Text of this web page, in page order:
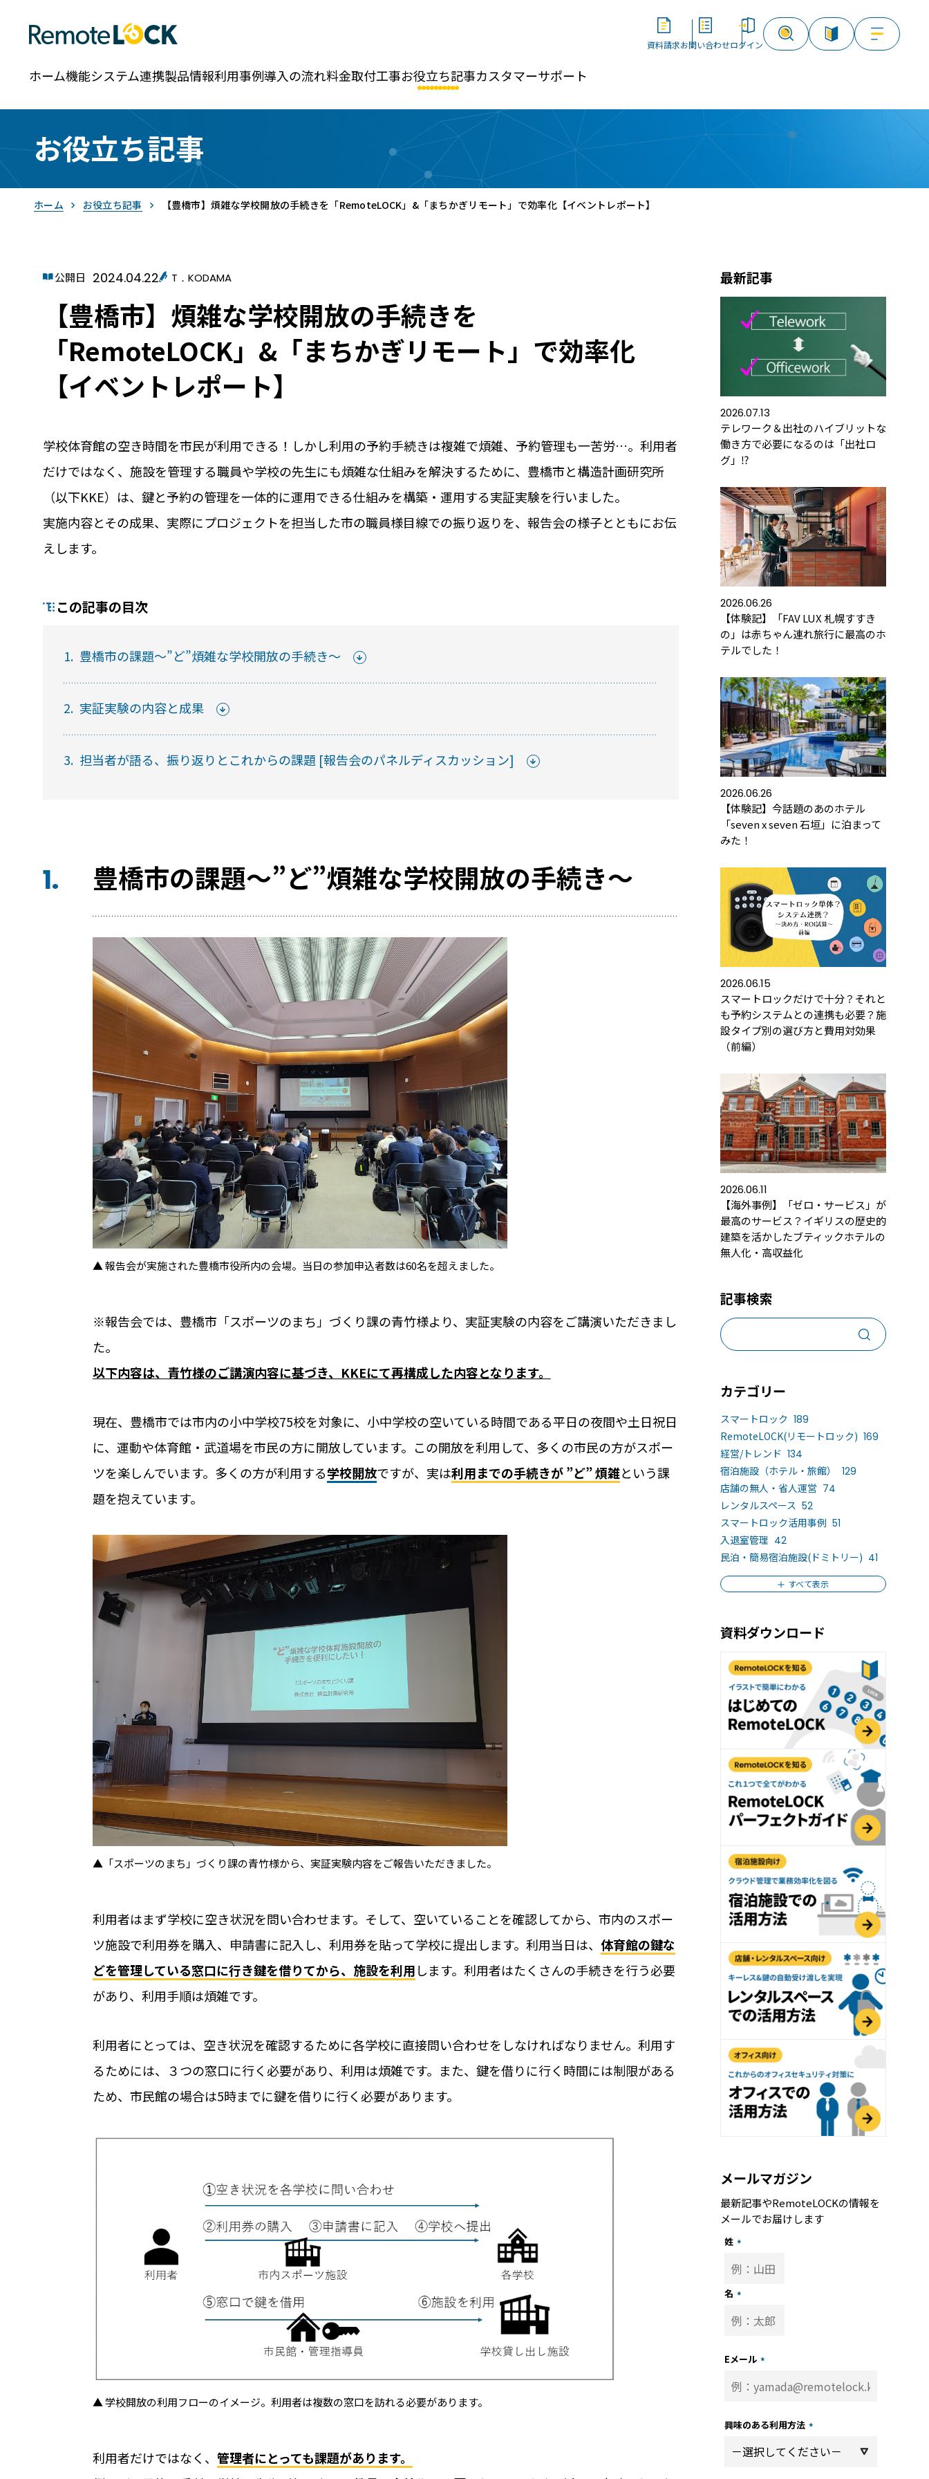
お役立ち記事
【豊橋市】煩雑な学校開放の手続きを「RemoteLOCK」&「まちかぎリモート」で効率化【イベントレポート】
お役立ち記事
ホーム
公開日 2024.04.22 T．KODAMA
【豊橋市】煩雑な学校開放の手続きを
「RemoteLOCK」&「まちかぎリモート」で効率化
【イベントレポート】
学校体育館の空き時間を市民が利用できる！しかし利用の予約手続きは複雑で煩雑、予約管理も一苦労…。利用者
だけではなく、施設を管理する職員や学校の先生にも煩雑な仕組みを解決するために、豊橋市と構造計画研究所
（以下KKE）は、鍵と予約の管理を一体的に運用できる仕組みを構築・運用する実証実験を行いました。
実施内容とその成果、実際にプロジェクトを担当した市の職員様目線での振り返りを、報告会の様子とともにお伝
えします。
この記事の目次
1. 豊橋市の課題～”ど”煩雑な学校開放の手続き～
2. 実証実験の内容と成果
3. 担当者が語る、振り返りとこれからの課題 [報告会のパネルディスカッション]
1. 豊橋市の課題～”ど”煩雑な学校開放の手続き～
▲ 報告会が実施された豊橋市役所内の会場。当日の参加申込者数は60名を超えました。
※報告会では、豊橋市「スポーツのまち」づくり課の青竹様より、実証実験の内容をご講演いただきまし
た。
以下内容は、青竹様のご講演内容に基づき、KKEにて再構成した内容となります。
現在、豊橋市では市内の小中学校75校を対象に、小中学校の空いている時間である平日の夜間や土日祝日
に、運動や体育館・武道場を市民の方に開放しています。この開放を利用して、多くの市民の方がスポー
ツを楽しんでいます。多くの方が利用する学校開放ですが、実は利用までの手続きが ”ど” 煩雑という課
題を抱えています。
▲「スポーツのまち」づくり課の青竹様から、実証実験内容をご報告いただきました。
利用者はまず学校に空き状況を問い合わせます。そして、空いていることを確認してから、市内のスポー
ツ施設で利用券を購入、申請書に記入し、利用券を貼って学校に提出します。利用当日は、 体育館の鍵な
どを管理している窓口に行き鍵を借りてから、施設を利用します。利用者はたくさんの手続きを行う必要
があり、利用手順は煩雑です。
利用者にとっては、空き状況を確認するために各学校に直接問い合わせをしなければなりません。利用す
るためには、３つの窓口に行く必要があり、利用は煩雑です。また、鍵を借りに行く時間には制限がある
ため、市民館の場合は5時までに鍵を借りに行く必要があります。
▲ 学校開放の利用フローのイメージ。利用者は複数の窓口を訪れる必要があります。
利用者だけではなく、 管理者にとっても課題があります。
最新記事
2026.07.13
テレワーク＆出社のハイブリットな
働き方で必要になるのは「出社ロ
グ」⁉
2026.06.26
【体験記】「FAV LUX 札幌すすき
の」は赤ちゃん連れ旅行に最高のホ
テルでした！
2026.06.26
【体験記】今話題のあのホテル
「seven x seven 石垣」に泊まって
みた！
2026.06.15
スマートロックだけで十分？それと
も予約システムとの連携も必要？施
設タイプ別の選び方と費用対効果
（前編）
2026.06.11
【海外事例】「ゼロ・サービス」が
最高のサービス？イギリスの歴史的
建築を活かしたブティックホテルの
無人化・高収益化
記事検索
カテゴリー
スマートロック 189
RemoteLOCK(リモートロック) 169
経営/トレンド 134
宿泊施設（ホテル・旅館）
129
店舗の無人・省人運営 74
レンタルスペース 52
スマートロック活用事例 51
入退室管理 42
民泊・簡易宿泊施設(ドミトリー) 41
すべて表示
資料ダウンロード
メールマガジン
最新記事やRemoteLOCKの情報を
メールでお届けします
姓 *
名 *
Eメール *
興味のある利用方法 *
資料請求お問い合わせログイン
ホーム機能システム連携製品情報利用事例導入の流れ料金取付工事お役立ち記事カスタマーサポート
資料請求お問い合わせログイン
RemoteLOCK
機能
RemoteLOCKって何が
できるの？をご紹介します
利用事例
業種別の活用シーンや実際の
お客様の声をご紹介します
導入の流れ
導入までのステップを
ご紹介します
料金
初期費用や運用コストを
ご紹介します
お客さまから寄せられた
ご質問をご紹介します
詳しくみる
セミナー
RemoteLOCKの活用術や業界別の最新事例をご紹介など、不定期で開催し
ています。
はじめての方におすすめの記事
スマートロックと結露・錆（サビ）の問題を徹底解説！
防水・防錆について知っておきたいこと
【まとめ】スマートロック解説 今年度こそ、ビジネス
スマートロックとは？カギのIoT化、仕組みとメリットを
宿泊施設
RemoteLOCKを導入するメリット
活用事例
お客さまの声
宿泊施設での運用におすすめの記事３選
無人・省人運営の宿泊施設におすすめのPMS 4選
Apple ウォレットを使った宿泊施設のキーレス化とは？
レンタルスペース
RemoteLOCKを導入するメリット
活用事例
お客さまの声
レンタルスペースでの運用におすすめの記事３選
レンタルスペースの売上アップ策、集客手段と予約システム6選
レンタルスペースの事業化、運営で気を付けるべき5つのポイン
ト。
店舗
RemoteLOCKを導入するメリット
店舗での運用におすすめの記事３選
【2025年最新版】無人・省人経営が可能なビジネス業種のまと
め
無人店舗ビジネスを始める際の3つのポイントと具体事例
【セミナーレポート】24時間無人での店舗運営の方法とは
オフィス
活用事例
オフィスでの運用におすすめの記事３選
オフィスセキュリティを強化する「入退室管理システム」とは？
公共施設
RemoteLOCKを導入するメリット
活用事例
お客さまの声
学校体育館の利用手続きをICT化？ 公共施設の鍵管理の問題を考
【2025年最新版】これからの公共施設運営の“カギ”はスマート
ロック。全国に広がる導入事例を一挙に紹介
ICTで公共施設管理のスマート化 大阪府池田市と協定
その他の業種
活用事例
その他の業種での運用におすすめの記事３選
RemoteLOCKも導入可能！大注目のペット関連ビジネス(ドッグ
ラン・スパ)について
【特集】音楽スタジオの無人・省人運営の鍵はRemoteLOCK！
事例や運用イメージをご紹介
学習塾や自習室、英会話教室でも！子ども向け施設の入室管理
機能トップ
ユニバーサルアクセスキー＆かぎ
他社スマートロックとの連携
システム連携
システム連携トップ
連携システム一覧
利用事例
利用事例トップ
工事の様子
全てのパートナー
お役立ち記事